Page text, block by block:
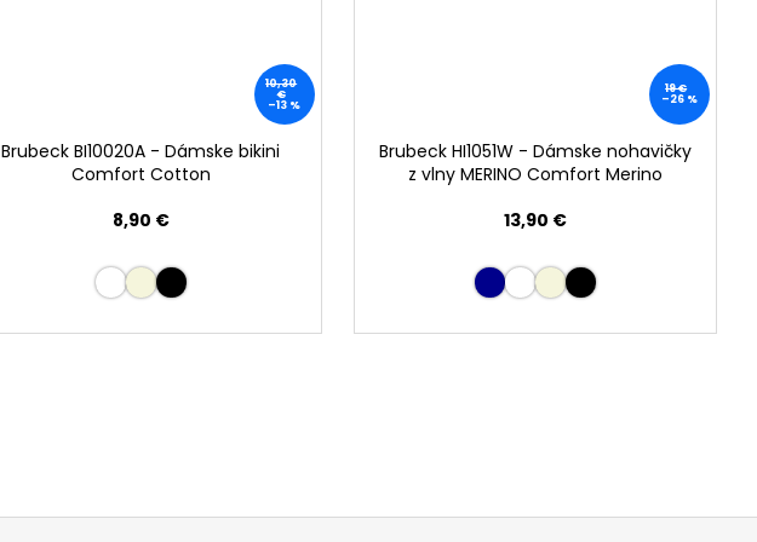
10,30
€
–13 %
Brubeck BI10020A - Dámske bikini
Comfort Cotton
8,90 €
19 €
–26 %
Brubeck HI1051W - Dámske nohavičky
z vlny MERINO Comfort Merino
13,90 €